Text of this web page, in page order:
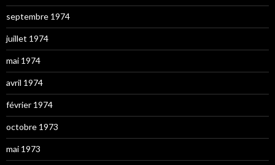
septembre 1974
juillet 1974
mai 1974
avril 1974
février 1974
octobre 1973
mai 1973